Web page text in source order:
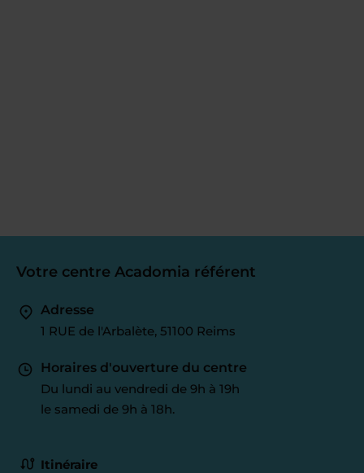
Votre centre Acadomia référent
Adresse
1 RUE de l'Arbalète, 51100 Reims
Horaires d'ouverture du centre
Du lundi au vendredi de 9h à 19h
le samedi de 9h à 18h.
Itinéraire